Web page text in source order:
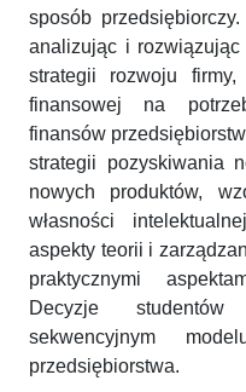
sposób
analizując i
strategii rozwoju firmy,
finansowej na
finansów
strategii pozyskiwania
nowych produktów,
własności
aspekty teorii i
praktycznymi
Decyzje
sekwencyjnym
przedsiębiorstwa.